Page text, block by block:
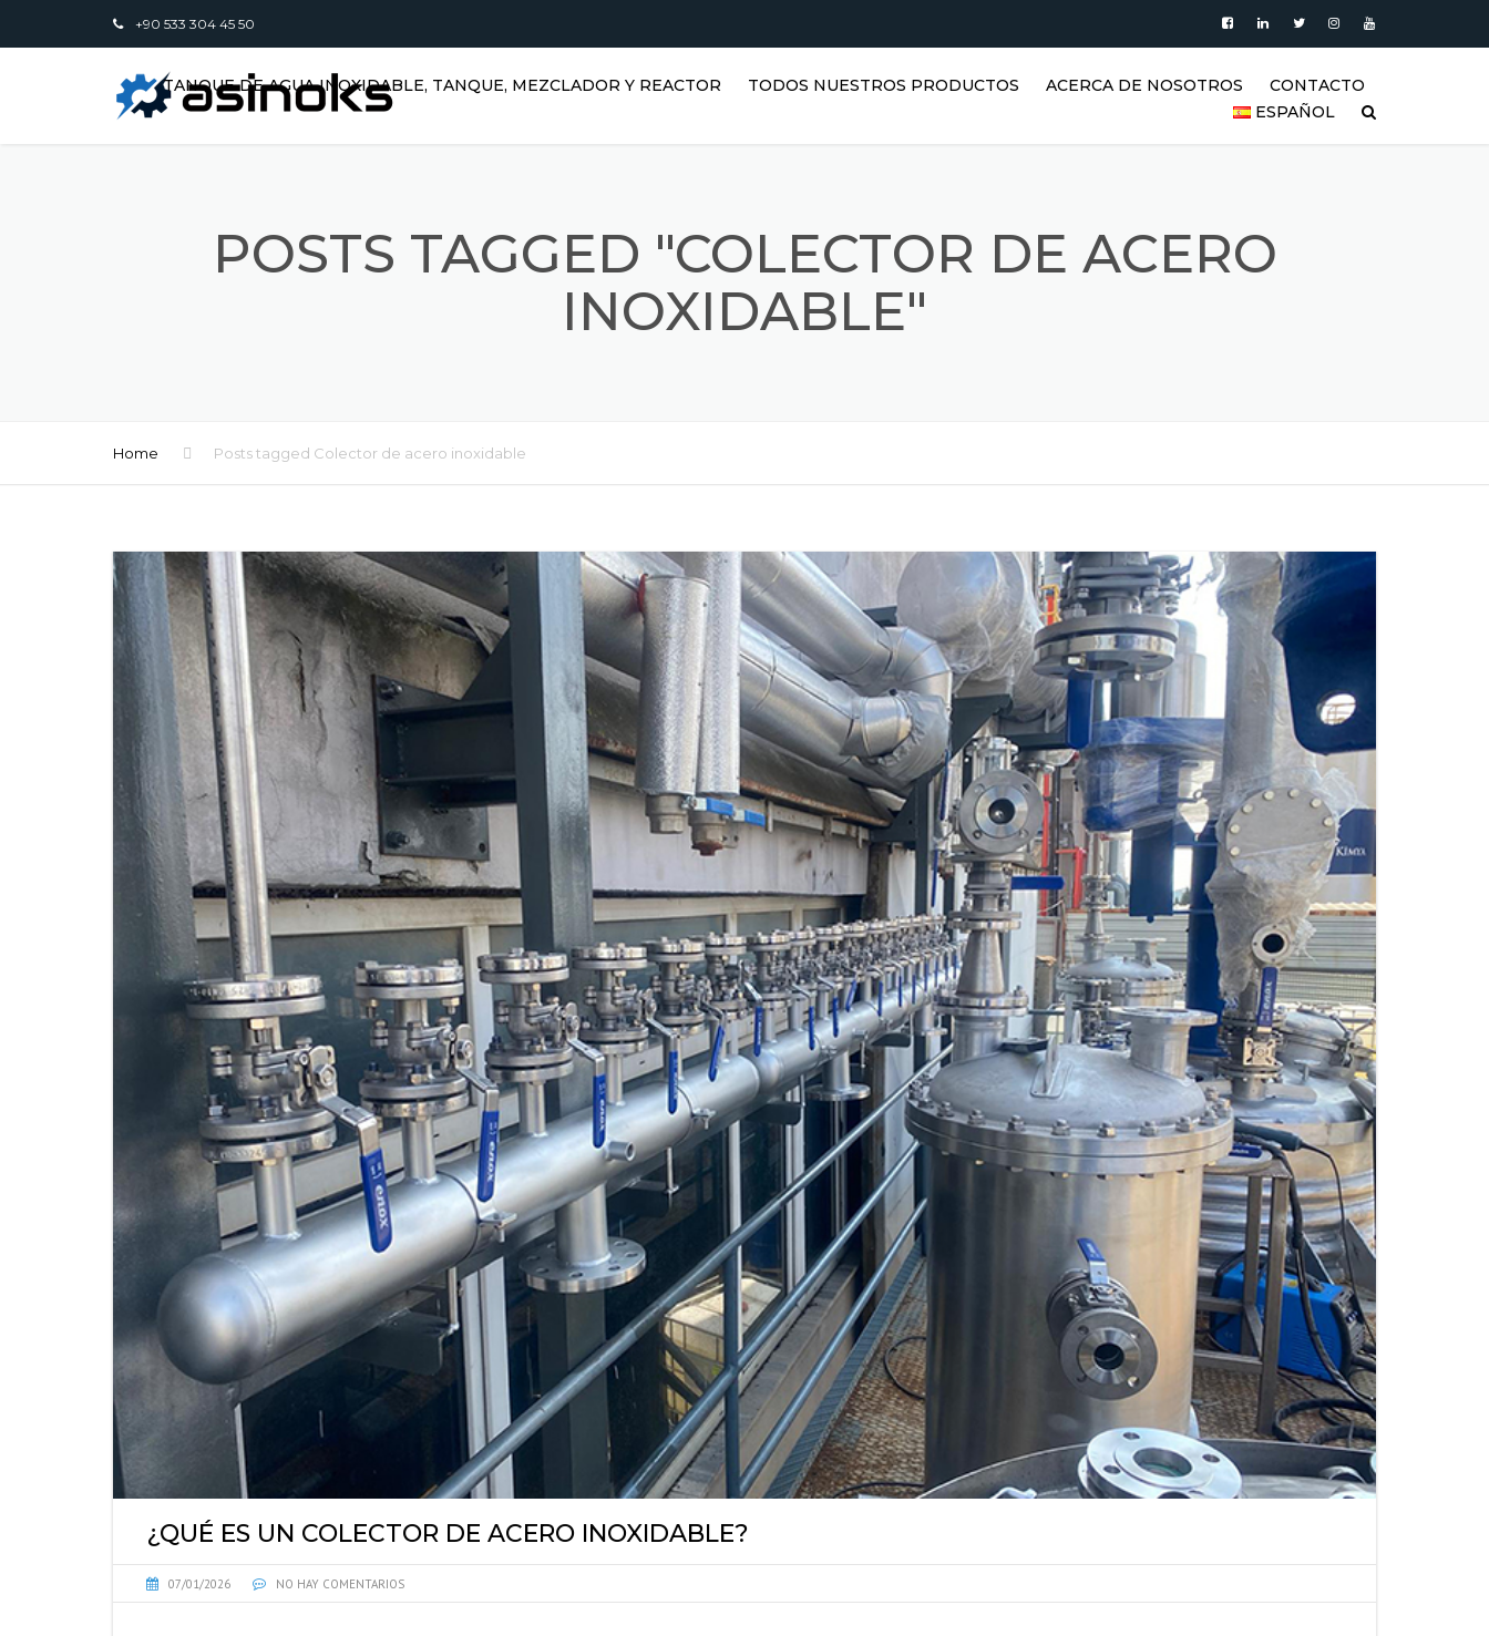
+90 533 304 45 50
TANQUE DE AGUA INOXIDABLE, TANQUE, MEZCLADOR Y REACTOR TODOS NUESTROS PRODUCTOS
TANQUES VERTICALES DE
ACERO INOXIDABLE |
DEPÓSITOS DE AGUA
VERTICALES
PRODUCTOS INOXIDABLES MATERIALES DE ACCESORIOS
FILTROS
ACERCA DE NOSOTROS
BLOG
CONTACTO
ESPAÑOL
TÜRKÇE
POSTS TAGGED "COLECTOR DE ACERO
INOXIDABLE"
Home Posts tagged Colector de acero inoxidable
¿QUÉ ES UN COLECTOR DE ACERO INOXIDABLE?
07/01/2026 NO HAY COMENTARIOS